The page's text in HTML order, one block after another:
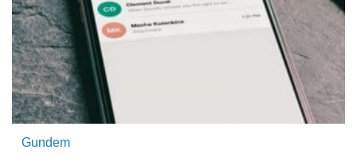
Gundem